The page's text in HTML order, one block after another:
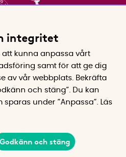
integritet
kunna anpassa vårt
samt för att ge dig
av vår webbplats.
Bekräfta
och stäng”. Du kan
under ”Anpassa”.
Läs
Godkänn och stäng